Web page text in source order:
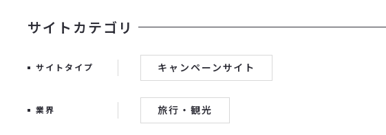
サイトカテゴリ
サイトタイプ キャンペーンサイト
業界 旅行・観光